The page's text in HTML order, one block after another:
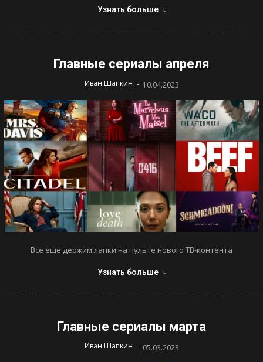
Узнать больше
Главные сериалы апреля
Иван Шапкин - 10.04.2023
Все еще держим лапки на пульте нового ТВ-контента
Узнать больше
Главные сериалы марта
Иван Шапкин - 05.03.2023